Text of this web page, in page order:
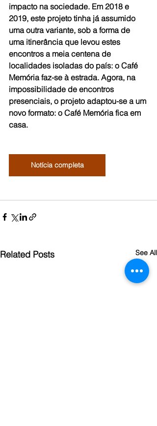
impacto na sociedade. Em 2018 e
2019, este projeto tinha já assumido
uma outra variante, sob a forma de
uma itinerância que levou estes
encontros a meia centena de
localidades isoladas do país: o Café
Memória faz-se à estrada. Agora, na
impossibilidade de encontros
presenciais, o projeto adaptou-se a um
novo formato: o Café Memória fica em
casa.
Notícia completa
Related Posts See All